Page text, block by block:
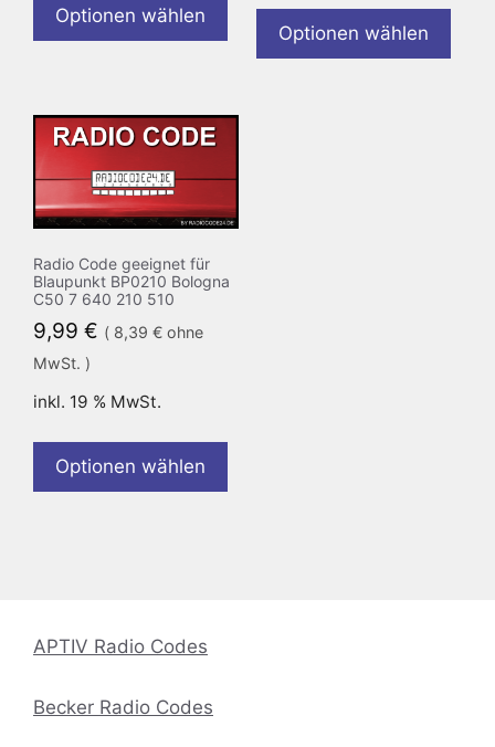
Optionen wählen
Optionen wählen
Radio Code geeignet für
Blaupunkt BP0210 Bologna
C50 7 640 210 510
9,99 € ( 8,39 € ohne
MwSt. )
inkl. 19 % MwSt.
Optionen wählen
APTIV Radio Codes
Becker Radio Codes